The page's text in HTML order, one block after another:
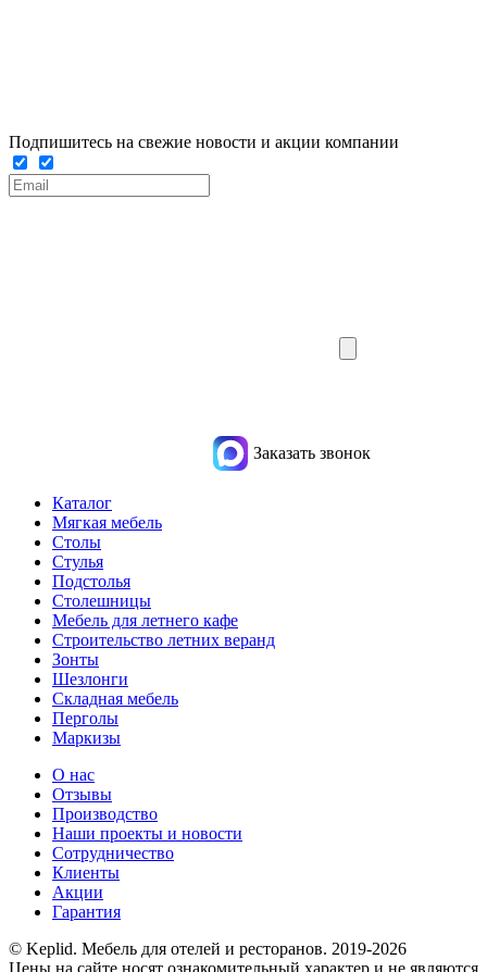
Подпишитесь на свежие новости и акции компании
Заказать звонок
Каталог
Мягкая мебель
Столы
Стулья
Подстолья
Столешницы
Мебель для летнего кафе
Строительство летних веранд
Зонты
Шезлонги
Складная мебель
Перголы
Маркизы
О нас
Отзывы
Производство
Наши проекты и новости
Сотрудничество
Клиенты
Акции
Гарантия
© Keplid. Мебель для отелей и ресторанов. 2019-2026